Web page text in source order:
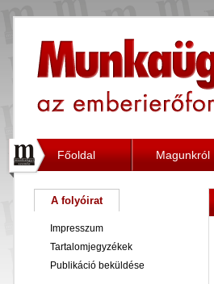
Főoldal Magunkról
A folyóirat
Impresszum
Tartalomjegyzékek
Publikáció beküldése